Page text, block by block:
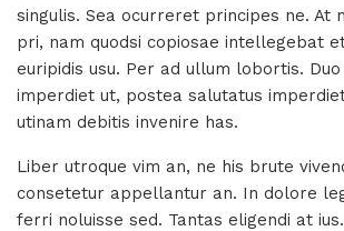
singulis. Sea ocurreret principes ne. At
pri, nam quodsi copiosae intellegebat
euripidis usu. Per ad ullum lobortis.
imperdiet ut, postea salutatus
utinam debitis invenire has.
Liber utroque vim an, ne his brute
consetetur appellantur an. In dolore
ferri noluisse sed. Tantas eligendi at